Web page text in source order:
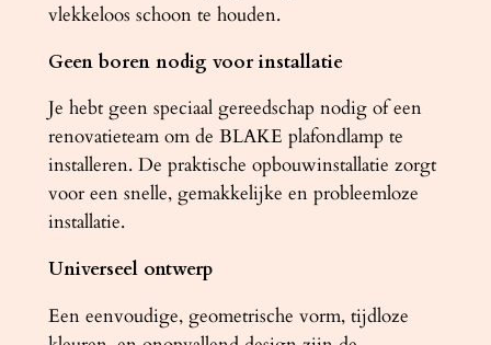
vlekkeloos schoon te houden.
Geen boren nodig voor installatie
Je hebt geen speciaal gereedschap nodig of een
renovatieteam om de BLAKE plafondlamp te
installeren. De praktische opbouwinstallatie zorgt
voor een snelle, gemakkelijke en probleemloze
installatie.
Universeel ontwerp
Een eenvoudige, geometrische vorm, tijdloze